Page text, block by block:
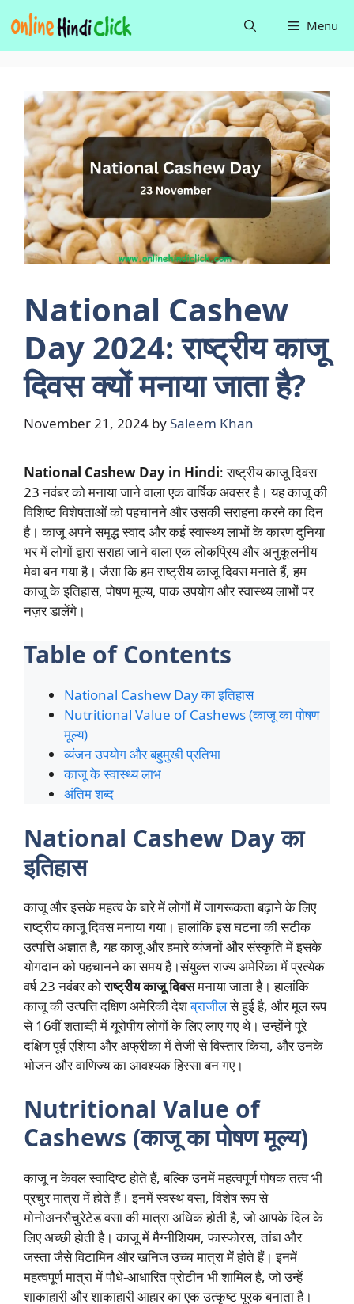
to
content
Menu
National Cashew
Day 2024: राष्ट्रीय काजू
दिवस क्यों मनाया जाता है?
November 21, 2024 bySaleem Khan
National Cashew Day in Hindi: राष्ट्रीय काजू दिवस
23 नवंबर को मनाया जाने वाला एक वार्षिक अवसर है। यह काजू की
विशिष्ट विशेषताओं को पहचानने और उसकी सराहना करने का दिन
है। काजू अपने समृद्ध स्वाद और कई स्वास्थ्य लाभों के कारण दुनिया
भर में लोगों द्वारा सराहा जाने वाला एक लोकप्रिय और अनुकूलनीय
मेवा बन गया है। जैसा कि हम राष्ट्रीय काजू दिवस मनाते हैं, हम
काजू के इतिहास, पोषण मूल्य, पाक उपयोग और स्वास्थ्य लाभों पर
नज़र डालेंगे।
Table of Contents
National Cashew Day का इतिहास
Nutritional Value of Cashews (काजू का पोषण
मूल्य)
व्यंजन उपयोग और बहुमुखी प्रतिभा
काजू के स्वास्थ्य लाभ
अंतिम शब्द
National Cashew Day का
इतिहास
काजू और इसके महत्व के बारे में लोगों में जागरूकता बढ़ाने के लिए
राष्ट्रीय काजू दिवस मनाया गया। हालांकि इस घटना की सटीक
उत्पत्ति अज्ञात है, यह काजू और हमारे व्यंजनों और संस्कृति में इसके
योगदान को पहचानने का समय है।संयुक्त राज्य अमेरिका में प्रत्येक
वर्ष 23 नवंबर कोराष्ट्रीय काजू दिवसमनाया जाता है। हालांकि
काजू की उत्पत्ति दक्षिण अमेरिकी देशब्राजीलसे हुई है, और मूल रूप
से 16वीं शताब्दी में यूरोपीय लोगों के लिए लाए गए थे। उन्होंने पूरे
दक्षिण पूर्व एशिया और अफ्रीका में तेजी से विस्तार किया, और उनके
भोजन और वाणिज्य का आवश्यक हिस्सा बन गए।
Nutritional Value of
Cashews (काजू का पोषण मूल्य)
काजू न केवल स्वादिष्ट होते हैं, बल्कि उनमें महत्वपूर्ण पोषक तत्व भी
प्रचुर मात्रा में होते हैं। इनमें स्वस्थ वसा, विशेष रूप से
मोनोअनसैचुरेटेड वसा की मात्रा अधिक होती है, जो आपके दिल के
लिए अच्छी होती है। काजू में मैग्नीशियम, फास्फोरस, तांबा और
जस्ता जैसे विटामिन और खनिज उच्च मात्रा में होते हैं। इनमें
महत्वपूर्ण मात्रा में पौधे-आधारित प्रोटीन भी शामिल है, जो उन्हें
शाकाहारी और शाकाहारी आहार का एक उत्कृष्ट पूरक बनाता है।